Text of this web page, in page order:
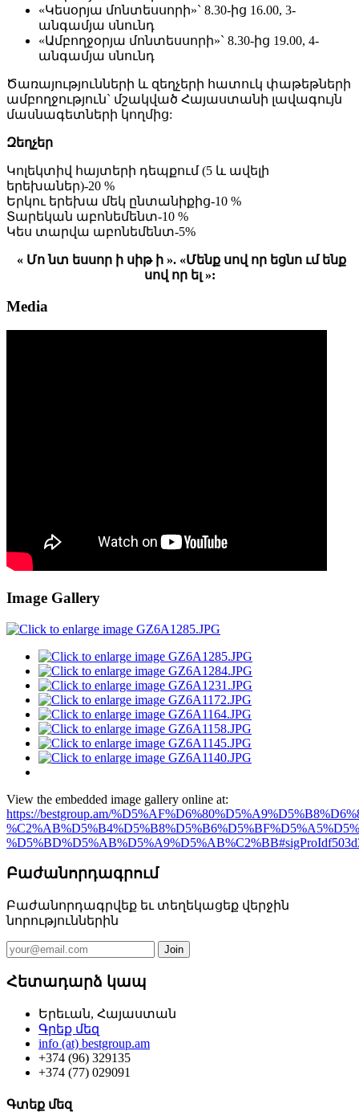
«Կեսօրյա մոնտեսսորի»` 8.30-ից 16.00, 3-
անգամյա սնունդ
«Ամբողջօրյա մոնտեսսորի»` 8.30-ից 19.00, 4-
անգամյա սնունդ
Ծառայությունների և զեղչերի հատուկ փաթեթների
ամբողջություն` մշակված Հայաստանի լավագույն
մասնագետների կողմից:
Զեղչեր
Կոլեկտիվ հայտերի դեպքում (5 և ավելի
երեխաներ)-20 %
Երկու երեխա մեկ ընտանիքից-10 %
Տարեկան աբոնեմենտ-10 %
Կես տարվա աբոնեմենտ-5%
« Մո նտ եսսոր ի սիթ ի ». «Մենք սով որ եցնո ւմ ենք
սով որ ել »:
Media
Image Gallery
View the embedded image gallery online at:
https://bestgroup.am/
Բաժանորդագրում
Բաժանորդագրվեք եւ տեղեկացեք վերջին
նորություններին
Հետադարձ կապ
Երեւան, Հայաստան
Գրեք մեզ
info (at) bestgroup.am
+374 (96) 329135
+374 (77) 029091
Գտեք մեզ